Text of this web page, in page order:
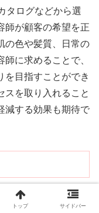
タログなどから選
師が顧客の希望を正
の色や髪質、日常の
に求めることで、
を目指すことができ
スを取り入れること
減する効果も期待で
は、次回以降の参考
トップ サイドバー